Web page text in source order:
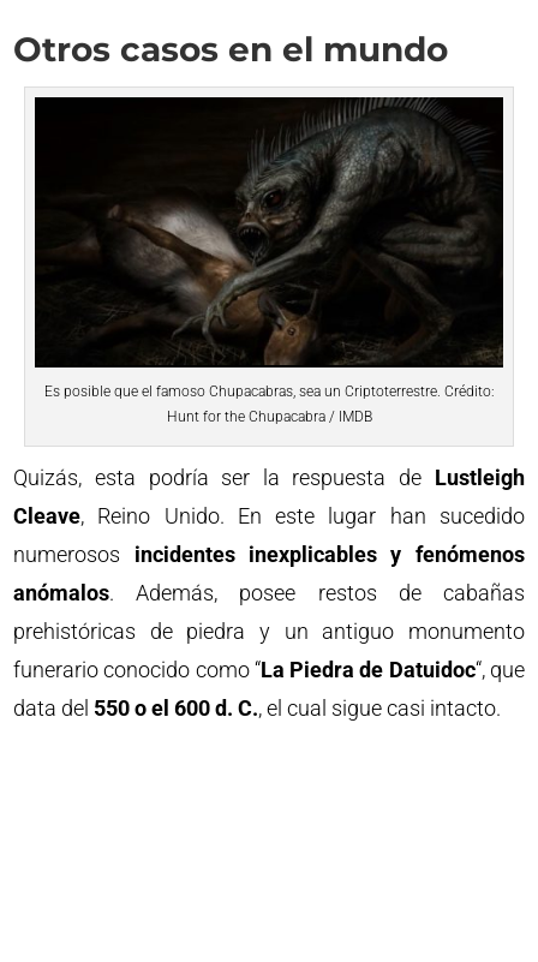
Otros casos en el mundo
Es posible que el famoso Chupacabras, sea un Criptoterrestre. Crédito:
Hunt for the Chupacabra / IMDB
Quizás, esta podría ser la respuesta de Lustleigh
Cleave, Reino Unido. En este lugar han sucedido
numerosos incidentes inexplicables y fenómenos
anómalos. Además, posee restos de cabañas
prehistóricas de piedra y un antiguo monumento
funerario conocido como “La Piedra de Datuidoc“, que
data del 550 o el 600 d. C., el cual sigue casi intacto.